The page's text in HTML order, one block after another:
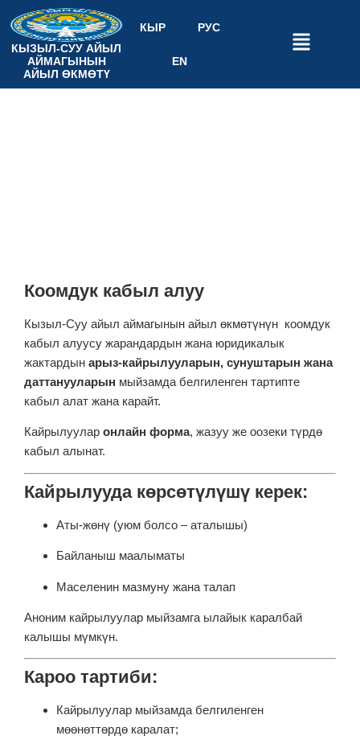
КЫЗЫЛ-СУУ АЙЫЛ
АЙМАГЫНЫН
АЙЫЛ ӨКМӨТҮ
КЫР РУС
EN
Коомдук кабыл алуу
Кызыл-Суу айыл аймагынын айыл өкмөтүнүн коомдук
кабыл алуусу жарандардын жана юридикалык
жактардын арыз-кайрылууларын, сунуштарын жана
даттанууларын мыйзамда белгиленген тартипте
кабыл алат жана карайт.
Кайрылуулар онлайн форма, жазуу же оозеки түрдө
кабыл алынат.
Кайрылууда көрсөтүлүшү керек:
Аты-жөнү (уюм болсо – аталышы)
Байланыш маалыматы
Маселенин мазмуну жана талап
Аноним кайрылуулар мыйзамга ылайык каралбай
калышы мүмкүн.
Кароо тартиби:
Кайрылуулар мыйзамда белгиленген
мөөнөттөрдө каралат;